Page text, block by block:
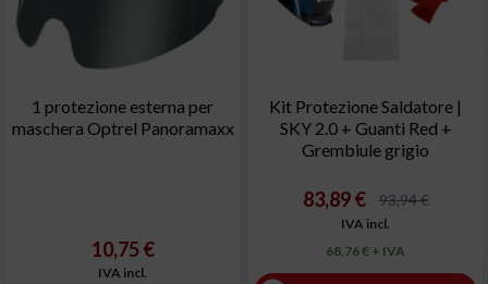
1 protezione esterna per
maschera Optrel Panoramaxx
10,75 €
IVA incl.
Kit Protezione Saldatore |
SKY 2.0 + Guanti Red +
Grembiule grigio
83,89 € 93,94 €
IVA incl.
68,76 € + IVA